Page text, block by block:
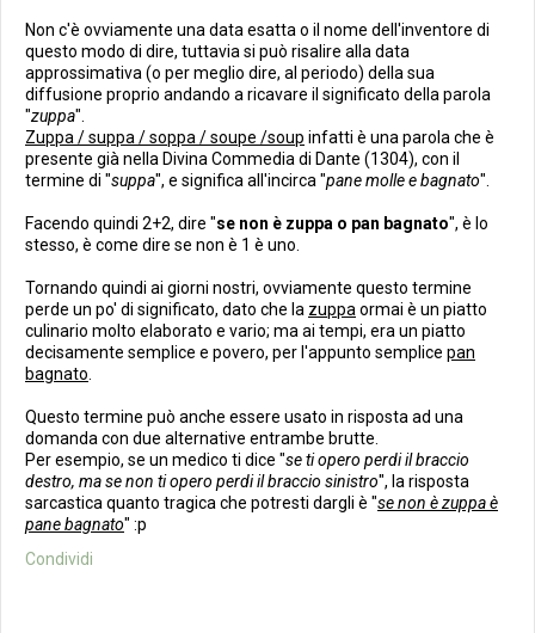
Non c'è ovviamente una data esatta o il nome dell'inventore di
questo modo di dire, tuttavia si può risalire alla data
approssimativa (o per meglio dire, al periodo) della sua
diffusione proprio andando a ricavare il significato della parola
"zuppa".
Zuppa / suppa / soppa / soupe /soup infatti è una parola che è
presente già nella Divina Commedia di Dante (1304), con il
termine di "suppa", e significa all'incirca "pane molle e bagnato".
Facendo quindi 2+2, dire "se non è zuppa o pan bagnato", è lo
stesso, è come dire se non è 1 è uno.
Tornando quindi ai giorni nostri, ovviamente questo termine
perde un po' di significato, dato che la zuppa ormai è un piatto
culinario molto elaborato e vario; ma ai tempi, era un piatto
decisamente semplice e povero, per l'appunto semplice pan
bagnato
Questo termine può anche essere usato in risposta ad una
domanda con due alternative entrambe brutte.
Per esempio, se un medico ti dice "se ti opero perdi il braccio
destro, ma se non ti opero perdi il braccio sinistro", la risposta
sarcastica quanto tragica che potresti dargli è "se non è zuppa è
pane bagnato" :p
Condividi